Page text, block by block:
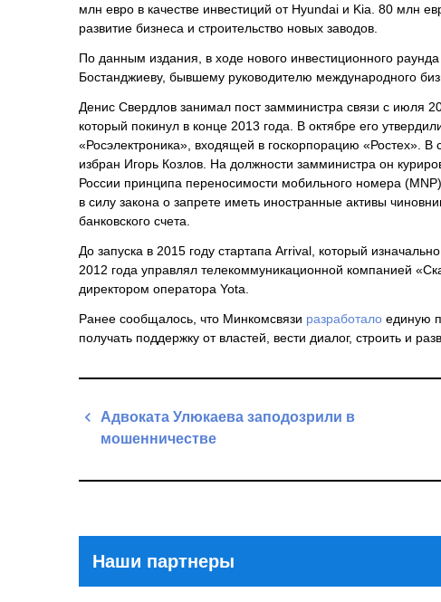
млн евро в качестве инвестиций от Hyundai и Kia. 80 млн
развитие бизнеса и строительство новых заводов.
По данным издания, в ходе нового инвестиционного
Бостанджиеву, бывшему руководителю международного
Денис Свердлов занимал пост замминистра связи с июля
который покинул в конце 2013 года. В октябре его
«Росэлектроника», входящей в госкорпорацию «Ростех». В
избран Игорь Козлов. На должности замминистра он
России принципа переносимости мобильного номера
в силу закона о запрете иметь иностранные активы
банковского счета.
До запуска в 2015 году стартапа Arrival, который
2012 года управлял телекоммуникационной компанией
директором оператора Yota.
Ранее сообщалось, что Минкомсвязи разработало единую
получать поддержку от властей, вести диалог, строить и
Навигация
по
Адвоката Улюкаева заподозрили в
мошенничестве
Наши партнеры